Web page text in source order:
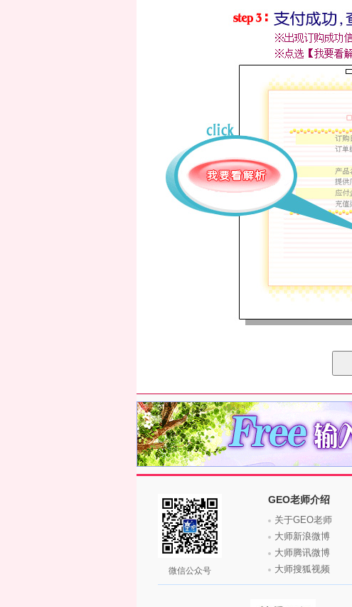
微信公众号
GEO老师介绍
关于GEO老师
大师新浪微博
大师腾讯微博
大师搜狐视频